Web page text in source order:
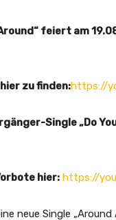
feiert am
zu finden:https://
Single „Do
hier: https://
neue Single „Around